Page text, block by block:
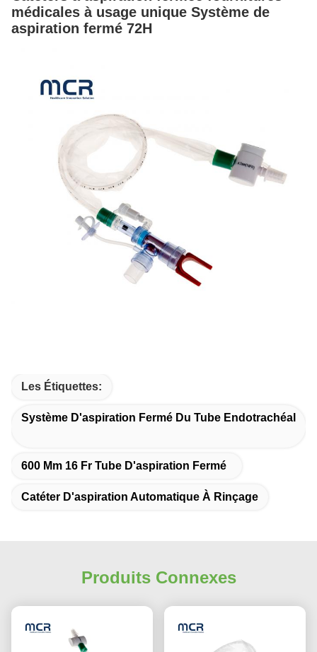
médicales à usage unique Système de
aspiration fermé 72H
Les Étiquettes:
Système D'aspiration Fermé Du Tube Endotrachéal
600 Mm 16 Fr Tube D'aspiration Fermé
Catéter D'aspiration Automatique À Rinçage
Produits Connexes